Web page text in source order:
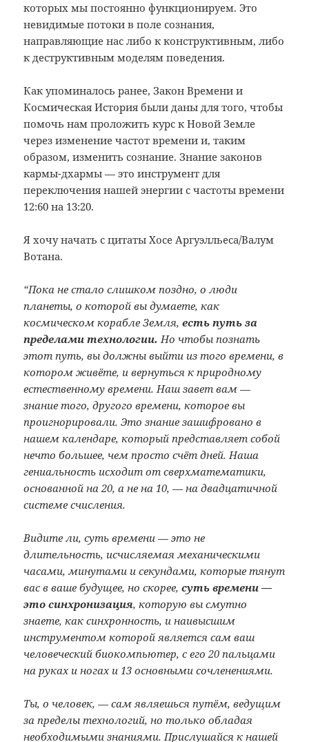
которых мы постоянно функционируем. Это
невидимые потоки в поле сознания,
направляющие нас либо к конструктивным, либо
к деструктивным моделям поведения.
Как упоминалось ранее, Закон Времени и
Космическая История были даны для того, чтобы
помочь нам проложить курс к Новой Земле
через изменение частот времени и, таким
образом, изменить сознание. Знание законов
кармы-дхармы — это инструмент для
переключения нашей энергии с частоты времени
12:60 на 13:20.
Я хочу начать с цитаты Хосе Аргуэлльеса/Валум
Вотана.
“Пока не стало слишком поздно, о люди
планеты, о которой вы думаете, как
космическом корабле Земля,есть путь за
пределами технологии. Но чтобы познать
этот путь, вы должны выйти из того времени, в
котором живёте, и вернуться к природному
естественному времени. Наш завет вам —
знание того, другого времени, которое вы
проигнорировали. Это знание зашифровано в
нашем календаре, который представляет собой
нечто большее, чем просто счёт дней. Наша
гениальность исходит от сверхматематики,
основанной на 20, а не на 10, —на двадцатичной
системе счисления.
Видите ли, суть времени — это не
длительность, исчисляемая механическими
часами, минутами и секундами, которые тянут
вас в ваше будущее, но скорее,суть времени —
это синхронизация, которую вы смутно
знаете, как синхронность, и наивысшим
инструментом которой является сам ваш
человеческий биокомпьютер, с его 20 пальцами
на руках и ногах и 13 основными сочленениями.
Ты, о человек, — сам являешься путём, ведущим
за пределы технологий, но только обладая
необходимыми знаниями. Прислушайся к нашей